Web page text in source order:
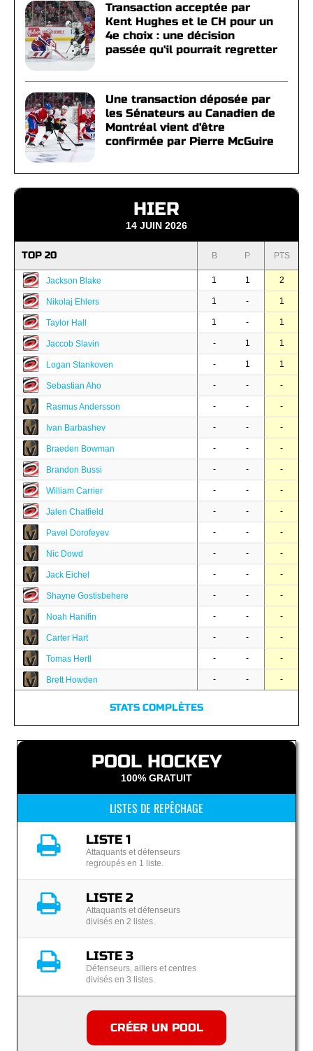
Transaction acceptée par
Kent Hughes et le CH pour un
4e choix : une décision
passée qu'il pourrait regretter
Une transaction déposée par
les Sénateurs au Canadien de
Montréal vient d'être
confirmée par Pierre McGuire
HIER
14 JUIN 2026
TOP 20 B P PTS
Jackson Blake 1 1 2
Nikolaj Ehlers 1 - 1
Taylor Hall 1 - 1
Jaccob Slavin - 1 1
Logan Stankoven - 1 1
Sebastian Aho - - -
Rasmus Andersson - - -
Ivan Barbashev - - -
Braeden Bowman - - -
Brandon Bussi - - -
William Carrier - - -
Jalen Chatfield - - -
Pavel Dorofeyev - - -
Nic Dowd - - -
Jack Eichel - - -
Shayne Gostisbehere - - -
Noah Hanifin - - -
Carter Hart - - -
Tomas Hertl - - -
Brett Howden - - -
STATS COMPLÈTES
POOL HOCKEY
100% GRATUIT
LISTES DE REPÊCHAGE
LISTE 1
Attaquants et défenseurs
regroupés en 1 liste.
LISTE 2
Attaquants et défenseurs
divisés en 2 listes.
LISTE 3
Défenseurs, ailiers et centres
divisés en 3 listes.
CRÉER UN POOL